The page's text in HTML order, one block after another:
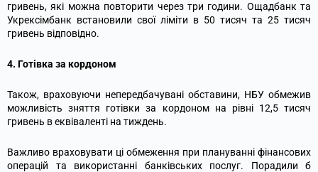
гривень, які можна повторити через три години. Ощадбанк та
Укрексімбанк встановили свої ліміти в 50 тисяч та 25 тисяч
гривень відповідно.
4. Готівка за кордоном
Також, враховуючи непередбачувані обставини, НБУ обмежив
можливість зняття готівки за кордоном на рівні 12,5 тисяч
гривень в еквіваленті на тиждень.
Важливо враховувати ці обмеження при плануванні фінансових
операцій та використанні банківських послуг. Порадили б